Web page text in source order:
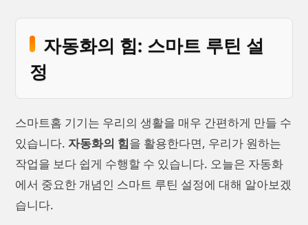
자동화의 힘: 스마트 루틴 설
정
스마트홈 기기는 우리의 생활을 매우 간편하게 만들 수
있습니다. 자동화의 힘을 활용한다면, 우리가 원하는
작업을 보다 쉽게 수행할 수 있습니다. 오늘은 자동화
에서 중요한 개념인 스마트 루틴 설정에 대해 알아보겠
습니다.